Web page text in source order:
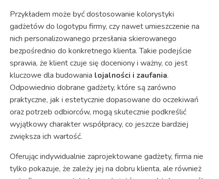
Przykładem może być dostosowanie kolorystyki
gadżetów do logotypu firmy, czy nawet umieszczenie na
nich personalizowanego przesłania skierowanego
bezpośrednio do konkretnego klienta. Takie podejście
sprawia, że klient czuje się doceniony i ważny, co jest
kluczowe dla budowania lojalności i zaufania.
Odpowiednio dobrane gadżety, które są zarówno
praktyczne, jak i estetycznie dopasowane do oczekiwań
oraz potrzeb odbiorców, mogą skutecznie podkreślić
wyjątkowy charakter współpracy, co jeszcze bardziej
zwiększa ich wartość.
Oferując indywidualnie zaprojektowane gadżety, firma nie
tylko pokazuje, że zależy jej na dobru klienta, ale również